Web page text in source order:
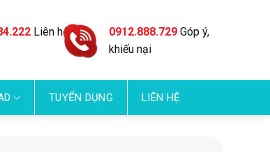
Liên hệ
0912.888.729 Góp ý,
khiếu nại
TUYỂN DỤNG LIÊN HỆ